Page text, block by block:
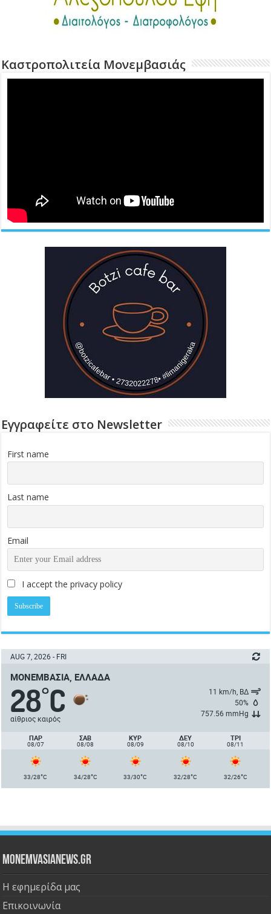
Καστροπολιτεία Μονεμβασιάς
Εγγραφείτε στο Newsletter
First name
Last name
Email
I accept the privacy policy
AUG 7, 2026 - FRI
ΜΟΝΕΜΒΑΣΙΆ, ΕΛΛΆΔΑ
28°C
αίθριος καιρός
11 km/h, ΒΔ
50%
757.56 mmHg
ΠΑΡ
08/07
ΣΑΒ
08/08
ΚΥΡ
08/09
ΔΕΥ
08/10
ΤΡΙ
08/11
33/28°C 34/28°C 33/30°C 32/28°C 32/26°C
Monemvasianews.gr
Η εφημερίδα μας
Επικοινωνία